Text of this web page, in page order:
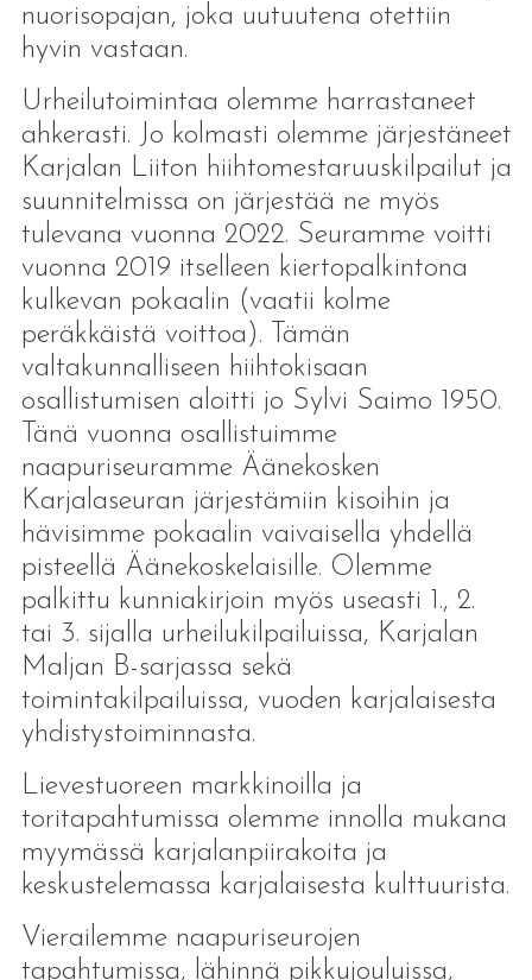
nuorisopajan, joka uutuutena otettiin
hyvin vastaan.
Urheilutoimintaa olemme harrastaneet
ahkerasti. Jo kolmasti olemme järjestäneet
Karjalan Liiton hiihtomestaruuskilpailut ja
suunnitelmissa on järjestää ne myös
tulevana vuonna 2022. Seuramme voitti
vuonna 2019 itselleen kiertopalkintona
kulkevan pokaalin (vaatii kolme
peräkkäistä voittoa). Tämän
valtakunnalliseen hiihtokisaan
osallistumisen aloitti jo Sylvi Saimo 1950.
Tänä vuonna osallistuimme
naapuriseuramme Äänekosken
Karjalaseuran järjestämiin kisoihin ja
hävisimme pokaalin vaivaisella yhdellä
pisteellä Äänekoskelaisille. Olemme
palkittu kunniakirjoin myös useasti 1., 2.
tai 3. sijalla urheilukilpailuissa, Karjalan
Maljan B-sarjassa sekä
toimintakilpailuissa, vuoden karjalaisesta
yhdistystoiminnasta.
Lievestuoreen markkinoilla ja
toritapahtumissa olemme innolla mukana
myymässä karjalanpiirakoita ja
keskustelemassa karjalaisesta kulttuurista.
Vierailemme naapuriseurojen
tapahtumissa, lähinnä pikkujouluissa,